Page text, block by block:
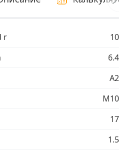
оборудование
r
10
6.4
A2
М10
17
1.5